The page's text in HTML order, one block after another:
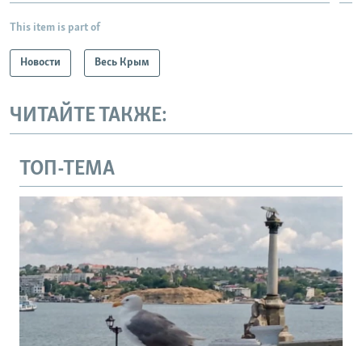
This item is part of
Новости Весь Крым
ЧИТАЙТЕ ТАКЖЕ:
ТОП-ТЕМА